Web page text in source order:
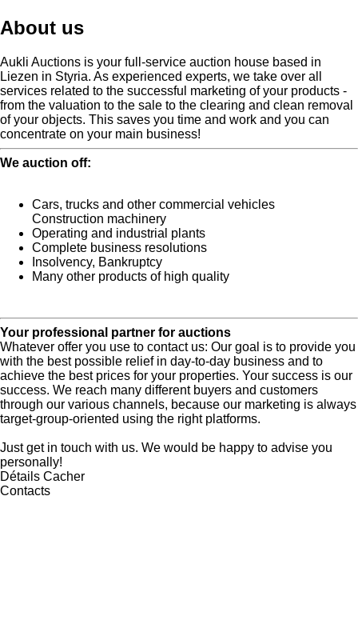
About us
Aukli Auctions is your full-service auction house based in
Liezen in Styria. As experienced experts, we take over all
services related to the successful marketing of your products -
from the valuation to the sale to the clearing and clean removal
of your objects. This saves you time and work and you can
concentrate on your main business!
We auction off:
Cars, trucks and other commercial vehicles
Construction machinery
Operating and industrial plants
Complete business resolutions
Insolvency, Bankruptcy
Many other products of high quality
Your professional partner for auctions
Whatever offer you use to contact us: Our goal is to provide you
with the best possible relief in day-to-day business and to
achieve the best prices for your properties. Your success is our
success. We reach many different buyers and customers
through our various channels, because our marketing is always
target-group-oriented using the right platforms.
Just get in touch with us. We would be happy to advise you
personally!
Détails Cacher
Contacts